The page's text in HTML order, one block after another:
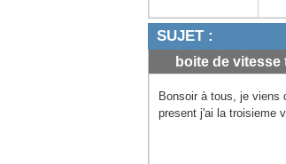
SUJET :
boite de vitesse
Bonsoir à tous, je viens
present j'ai la troisieme